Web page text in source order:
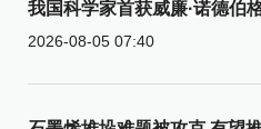
我国科学家首获威廉·诺德伯
2026-08-05 07:40